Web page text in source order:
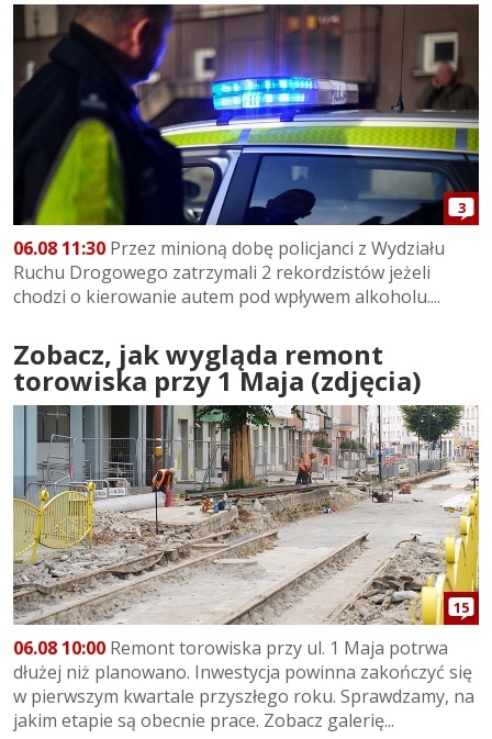
3
06.08 11:30 Przez minioną dobę policjanci z Wydziału
Ruchu Drogowego zatrzymali 2 rekordzistów jeżeli
chodzi o kierowanie autem pod wpływem alkoholu....
Zobacz, jak wygląda remont
torowiska przy 1 Maja (zdjęcia)
15
06.08 10:00 Remont torowiska przy ul. 1 Maja potrwa
dłużej niż planowano. Inwestycja powinna zakończyć się
w pierwszym kwartale przyszłego roku. Sprawdzamy, na
jakim etapie są obecnie prace. Zobacz galerię...